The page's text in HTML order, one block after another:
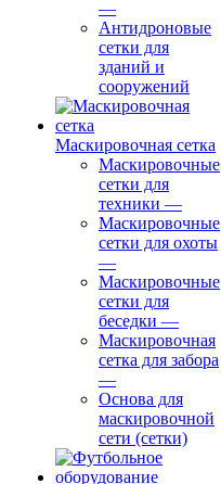
—
Антидроновые
сетки для
зданий и
сооружений
Маскировочная сетка
Маскировочные
сетки для
техники —
Маскировочные
сетки для охоты
—
Маскировочные
сетки для
беседки —
Маскировочная
сетка для забора
—
Основа для
маскировочной
сети (сетки)